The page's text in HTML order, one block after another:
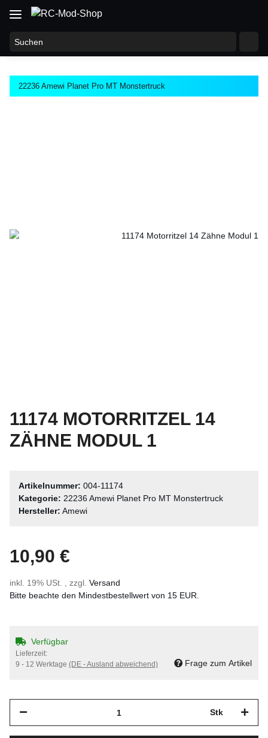
22236 Amewi Planet Pro MT Monstertruck
11174 MOTORRITZEL 14
ZÄHNE MODUL 1
Artikelnummer: 004-11174
Kategorie: 22236 Amewi Planet Pro MT Monstertruck
Hersteller: Amewi
10,90 €
inkl. 19% USt. , zzgl. Versand
Bitte beachte den Mindestbestellwert von 15 EUR.
Verfügbar
Lieferzeit:
9 - 12 Werktage (DE - Ausland abweichend) Frage zum Artikel
Stk